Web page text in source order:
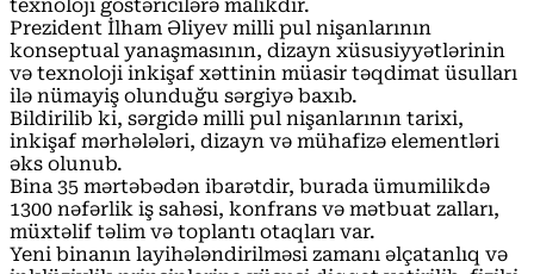
texnoloji göstəricilərə malikdir.
Prezident İlham Əliyev milli pul nişanlarının
konseptual yanaşmasının, dizayn xüsusiyyətlərinin
və texnoloji inkişaf xəttinin müasir təqdimat üsulları
ilə nümayiş olunduğu sərgiyə baxıb.
Bildirilib ki, sərgidə milli pul nişanlarının tarixi,
inkişaf mərhələləri, dizayn və mühafizə elementləri
əks olunub.
Bina 35 mərtəbədən ibarətdir, burada ümumilikdə
1300 nəfərlik iş sahəsi, konfrans və mətbuat zalları,
müxtəlif təlim və toplantı otaqları var.
Yeni binanın layihələndirilməsi zamanı əlçatanlıq və